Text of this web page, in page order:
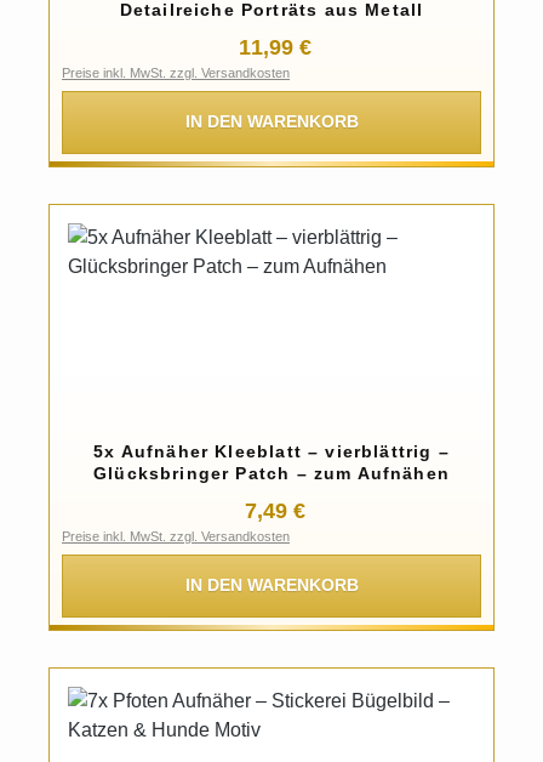
Detailreiche Porträts aus Metall
Regulärer Preis:
11,99 €
Preise inkl. MwSt. zzgl. Versandkosten
IN DEN WARENKORB
5x Aufnäher Kleeblatt – vierblättrig –
Glücksbringer Patch – zum Aufnähen
Regulärer Preis:
7,49 €
Preise inkl. MwSt. zzgl. Versandkosten
IN DEN WARENKORB